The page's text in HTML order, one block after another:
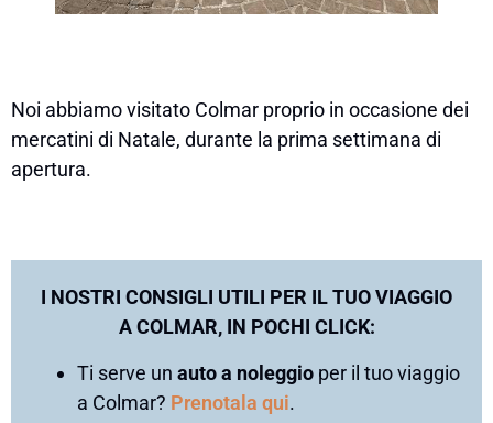
Noi abbiamo visitato Colmar proprio in occasione dei
mercatini di Natale, durante la prima settimana di
apertura.
I NOSTRI CONSIGLI UTILI PER IL TUO VIAGGIO
A COLMAR, IN POCHI CLICK:
Ti serve un auto a noleggio per il tuo viaggio
a Colmar? Prenotala qui.